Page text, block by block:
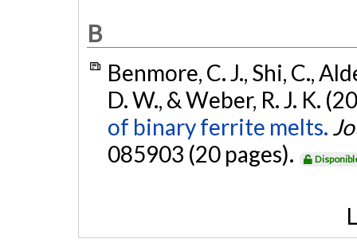
B
Benmore, C. J., Shi, C.,
D. W., & Weber, R. J. K.
of binary ferrite melts.
085903 (20 pages).